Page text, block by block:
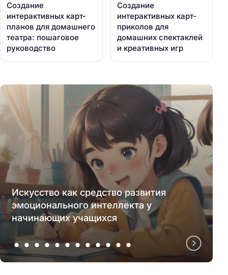
Создание
интерактивных карт-
планов для домашнего
театра: пошаговое
руководство
Создание
интерактивных карт-
приколов для
домашних спектаклей
и креативных игр
Искусство как средство развития
эмоционального интеллекта у
начинающих учащихся